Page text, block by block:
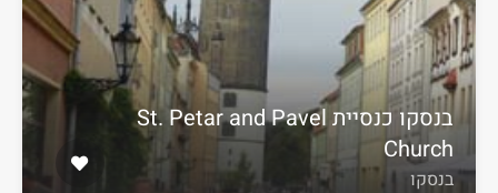
בנסקו כנסיית St. Petar and Pavel
Church
בנסקו